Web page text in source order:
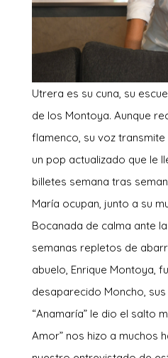
Utrera es su cuna, su
de los Montoya. Aunque
flamenco, su voz
un pop actualizado que le
billetes semana tras
María ocupan, junto a su
Bocanada de calma ante
semanas repletos de
abuelo, Enrique Montoya,
desaparecido Moncho,
“Anamaría” le dio el salto
Amor” nos hizo a muchos